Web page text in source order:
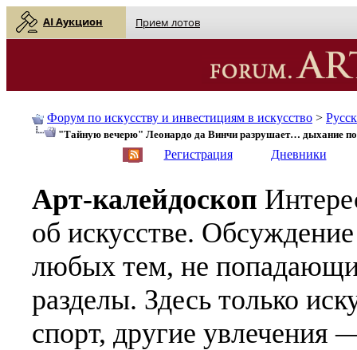
AI Аукцион Прием лотов
Форум по искусству и инвестициям в искусство >
"Тайную вечерю" Леонардо да Винчи разрушает… дыхание
Регистрация Дневники
Арт-калейдоскоп
об искусстве.
любых тем, не
разделы. Здесь только
спорт, другие увлечения